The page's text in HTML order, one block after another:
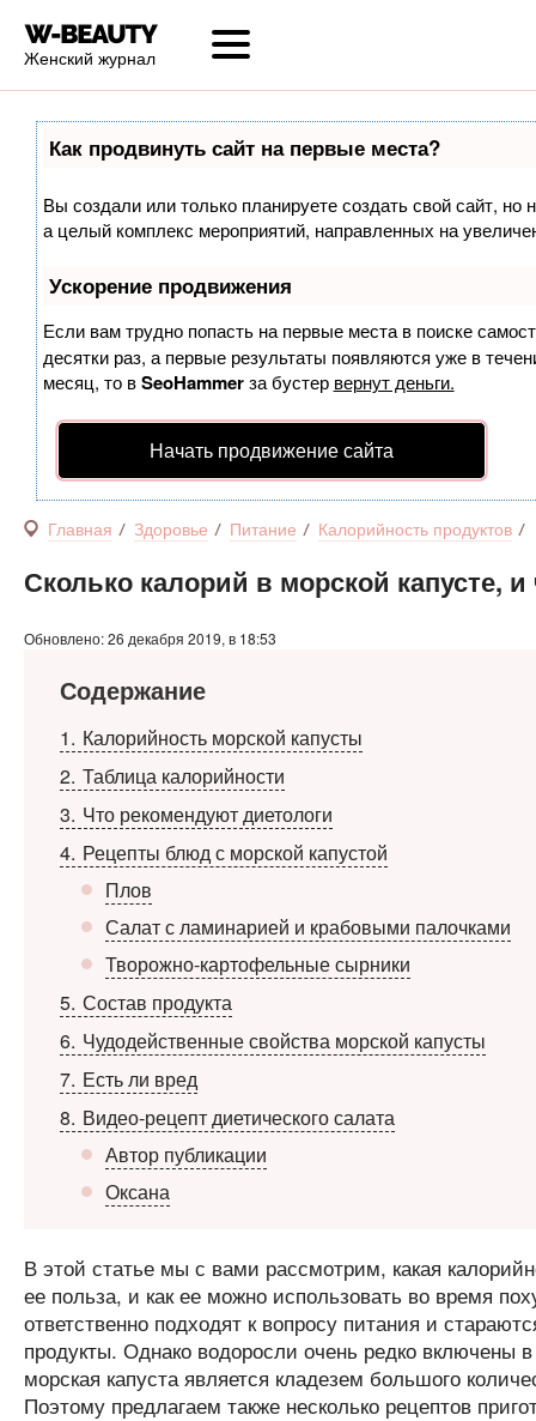
Женский журнал
Как продвинуть сайт на первые места?
Вы создали или только планируете создать свой сайт, но
а целый комплекс мероприятий, направленных на
Ускорение продвижения
Если вам трудно попасть на первые места в поиске
десятки раз, а первые результаты появляются уже в
месяц, то вSeoHammerза бустер вернут деньги.
Начать продвижение сайта
Главная Здоровье Питание Калорийность продуктов
Сколько калорий в морской капусте,
Обновлено: 26 декабря 2019, в 18:53
Содержание
1
Калорийность морской капусты
2 Таблица калорийности
3 Что рекомендуют диетологи
4 Рецепты блюд с морской капустой
Плов
Салат с ламинарией и крабовыми палочками
Творожно-картофельные сырники
5 Состав продукта
6 Чудодейственные свойства морской капусты
7 Есть ли вред
8 Видео-рецепт диетического салата
Автор публикации
Оксана
В этой статье мы с вами рассмотрим, какая
ее польза, и как ее можно использовать во время
ответственно подходят к вопросу питания и
продукты. Однако водоросли очень редко включены
морская капуста является кладезем большого
Поэтому предлагаем также несколько рецептов